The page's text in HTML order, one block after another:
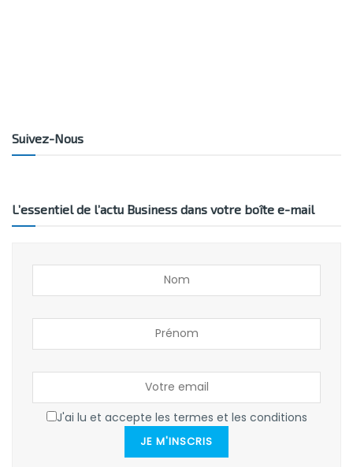
Suivez-Nous
L’essentiel de l’actu Business dans votre boîte e-mail
J'ai lu et accepte les termes et les conditions
JE M'INSCRIS